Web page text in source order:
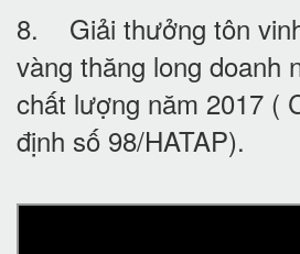
8. Giải thưởng tôn
vàng thăng long doanh
chất lượng năm 2017 (
định số 98/HATAP).